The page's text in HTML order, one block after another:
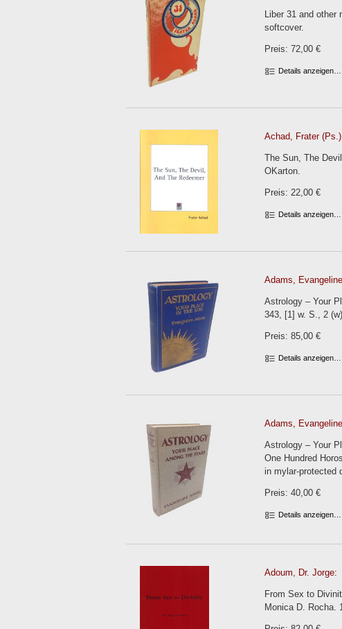
Liber 31 and
softcover.
Preis: 72,00 €
Details anzeigen…
Achad, Frater
The Sun, The
OKarton.
Preis: 22,00 €
Details anzeigen…
Adams,
Astrology – Your
343, [1] w. S., 2
Preis: 85,00 €
Details anzeigen…
Adams,
Astrology – Your
One Hundred
in mylar-protected
Preis: 40,00 €
Details anzeigen…
Adoum, Dr. Jorge:
From Sex to
Monica D. Rocha.